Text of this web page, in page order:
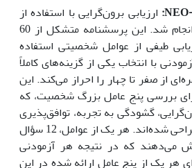
: ارزیابی برون‌گرایی با استفاده از
پرسشنامه NEO-FFI انجام شد. این پرسشنامه متشکل از 60
طیفی از عوامل شخصیتی استفاده
با انتخاب یکی از گزینه‌های کاملاً
از صفر تا چهار را احراز می‌کند. این
بررسی پنج عامل بزرگ شخصیت، که
گشودگی به تجربه، توافق‌پذیری
و وظیفه‌شناسی است، طراحی شده‌اند. هر یک از عوامل، 12 سؤال
می‌دهند که در نتیجه هر آزمودنی
از صفر تا 48 برای هر یک از پنج عامل ارائه شده در این